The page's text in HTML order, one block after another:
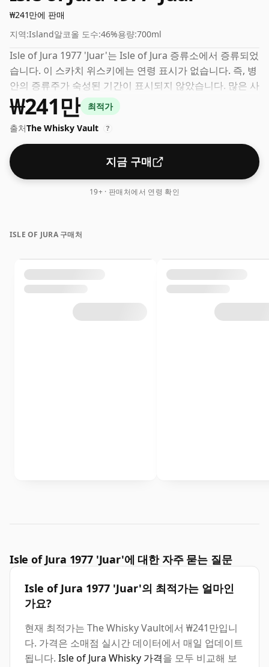
₩241만에 판매
지역:Island알코올 도수:46%용량:700ml
Isle of Jura 1977 'Juar'는 Isle of Jura 증류소에서 증류되었
습니다. 이 스카치 위스키에는 연령 표시가 없습니다. 즉, 병
안의 증류주가 숙성된 기간이 표시되지 않았습니다. 많은 사
람들은 46%가 위스키의 '입 느낌'과 풍부한 풍미를 경험하
기에 좋은 ABV라고 생각합니다.
₩241만
최적가
출처The Whisky Vault ?
지금 구매
19+ · 판매처에서 연령 확인
ISLE OF JURA 구매처
Isle of Jura 1977 'Juar'에 대한 자주 묻는 질문
Isle of Jura 1977 'Juar'의 최적가는 얼마인
가요?
현재 최적가는 The Whisky Vault에서 ₩241만입니
다. 가격은 소매점 실시간 데이터에서 매일 업데이트
됩니다. Isle of Jura Whisky 가격을 모두 비교해 보